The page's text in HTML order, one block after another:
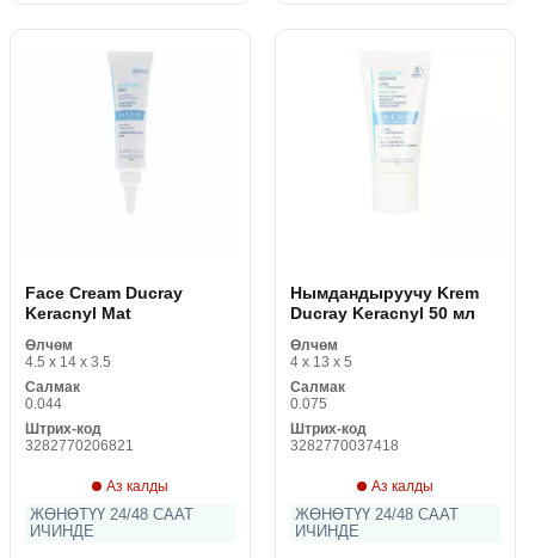
Face Cream Ducray
Keracnyl Mat
Өлчөм
4.5 x 14 x 3.5
Салмак
0.044
Штрих-код
3282770206821
Аз калды
ЖӨНӨТҮҮ 24/48 СААТ
ИЧИНДЕ
Нымдандыруучу Krem
Ducray Keracnyl 50 мл
Өлчөм
4 x 13 x 5
Салмак
0.075
Штрих-код
3282770037418
Аз калды
ЖӨНӨТҮҮ 24/48 СААТ
ИЧИНДЕ